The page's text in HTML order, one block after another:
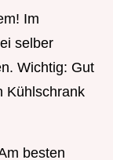
Im
selber
Wichtig: Gut
Kühlschrank
besten